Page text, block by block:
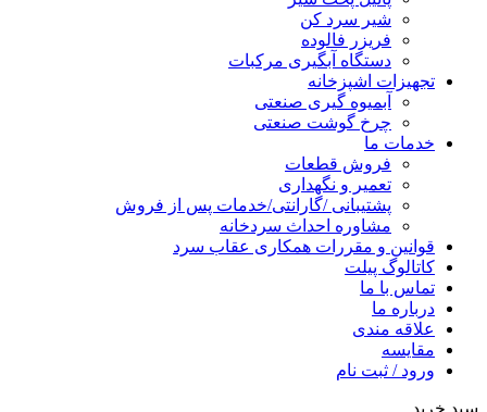
شیر سرد کن
فریزر فالوده
دستگاه آبگیری مرکبات
تجهیزات اشپزخانه
آبمیوه گیری صنعتی
چرخ گوشت صنعتی
خدمات ما
فروش قطعات
تعمیر و نگهداری
پشتیبانی /گارانتی/خدمات پس از فروش
مشاوره احداث سردخانه
قوانین و مقررات همکاری عقاب سرد
کاتالوگ پیلت
تماس با ما
درباره ما
علاقه مندی
مقایسه
ورود / ثبت نام
سبد خرید